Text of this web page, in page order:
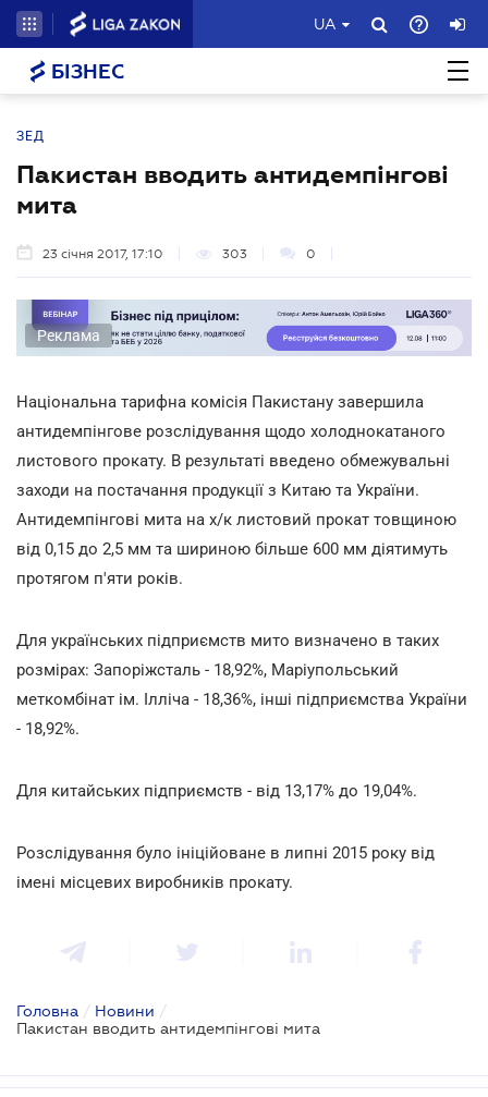
UA
БІЗНЕС
ЗЕД
Пакистан вводить антидемпінгові
мита
23 січня 2017, 17:10 303 0
Реклама
Національна тарифна комісія Пакистану завершила
антидемпінгове розслідування щодо холоднокатаного
листового прокату. В результаті введено обмежувальні
заходи на постачання продукції з Китаю та України.
Антидемпінгові мита на х/к листовий прокат товщиною
від 0,15 до 2,5 мм та шириною більше 600 мм діятимуть
протягом п'яти років.
Для українських підприємств мито визначено в таких
розмірах: Запоріжсталь - 18,92%, Маріупольський
меткомбінат ім. Ілліча - 18,36%, інші підприємства України
- 18,92%.
Для китайських підприємств - від 13,17% до 19,04%.
Розслідування було ініційоване в липні 2015 року від
імені місцевих виробників прокату.
Головна / Новини /
Пакистан вводить антидемпінгові мита